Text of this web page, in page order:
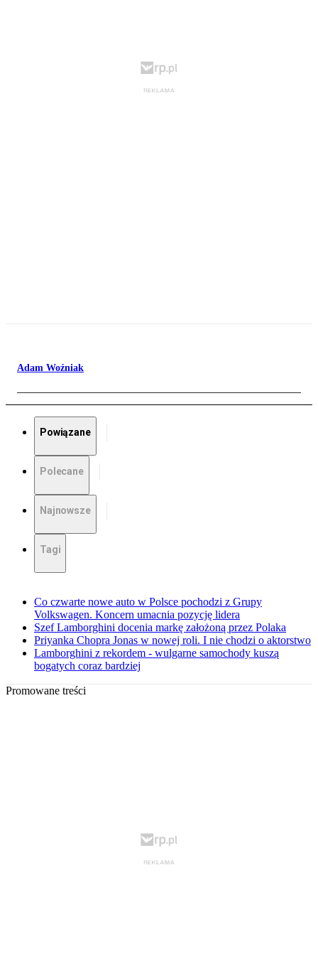
Adam Woźniak
Powiązane
Polecane
Najnowsze
Tagi
Co czwarte nowe auto w Polsce pochodzi z Grupy
Volkswagen. Koncern umacnia pozycję lidera
Szef Lamborghini docenia markę założoną przez Polaka
Priyanka Chopra Jonas w nowej roli. I nie chodzi o aktorstwo
Lamborghini z rekordem - wulgarne samochody kuszą
bogatych coraz bardziej
Promowane treści